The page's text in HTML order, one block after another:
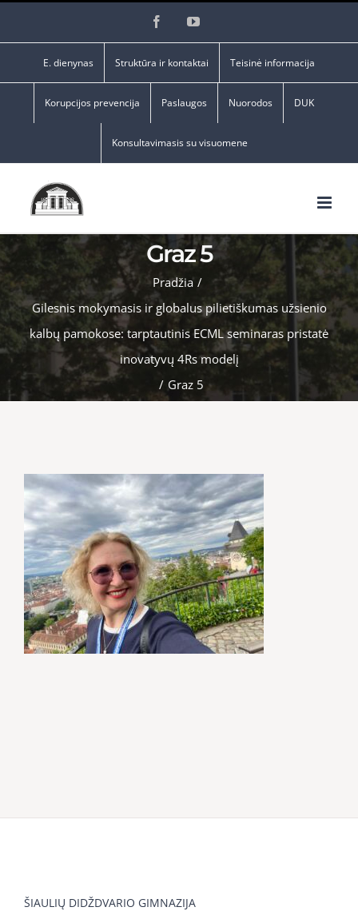
FacebookYouTube
E. dienynas Struktūra ir kontaktai Teisinė informacija
Korupcijos prevencija Paslaugos Nuorodos DUK
Konsultavimasis su visuomene
Graz 5
Pradžia /
Gilesnis mokymasis ir globalus pilietiškumas užsienio
kalbų pamokose: tarptautinis ECML seminaras pristatė
inovatyvų 4Rs modelį
/ Graz 5
ŠIAULIŲ DIDŽDVARIO GIMNAZIJA